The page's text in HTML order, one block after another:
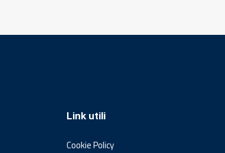
Link utili
Cookie Policy